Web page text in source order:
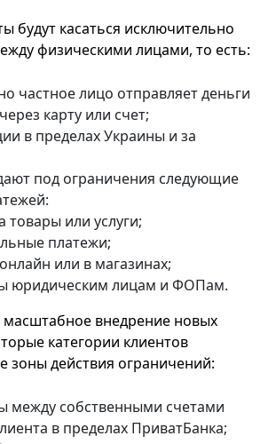
будут касаться исключительно
физическими лицами, то есть:
частное лицо отправляет деньги
карту или счет;
в пределах Украины и за
под ограничения следующие
товары или услуги;
платежи;
или в магазинах;
юридическим лицам и ФОПам.
внедрение новых
категории клиентов
зоны действия ограничений:
между собственными счетами
в пределах ПриватБанка;